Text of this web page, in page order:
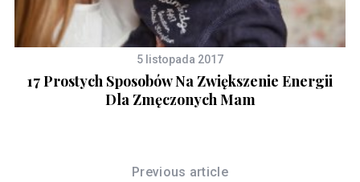
5 listopada 2017
17 Prostych Sposobów Na Zwiększenie Energii
Dla Zmęczonych Mam
Previous article
f
o
r